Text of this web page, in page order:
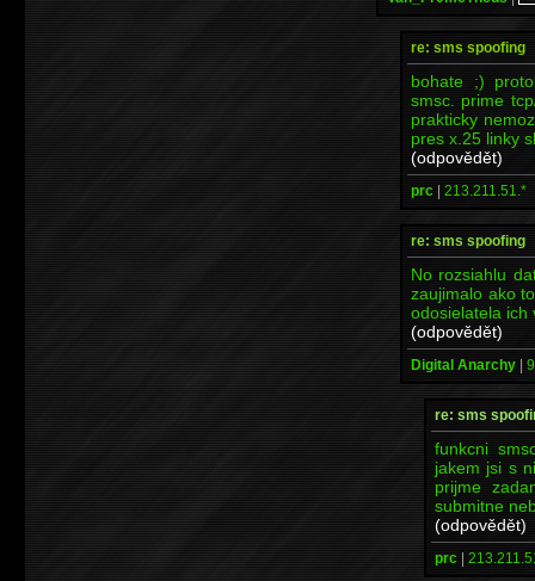
re: sms spoofing
bohate ;)
smsc. prime
prakticky
pres x.25 linky
(odpovědět)
prc | 213.211.51.*
re: sms spoofing
No rozsiahlu
zaujimalo ako
odosielatela ich
(odpovědět)
Digital Anarchy |
re: sms
funkcni
jakem jsi s
prijme
submitne
(odpovědět)
prc |